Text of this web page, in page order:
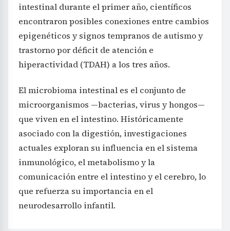
intestinal durante el primer año, científicos
encontraron posibles conexiones entre cambios
epigenéticos y signos tempranos de autismo y
trastorno por déficit de atención e
hiperactividad (TDAH) a los tres años.
El microbioma intestinal es el conjunto de
microorganismos —bacterias, virus y hongos—
que viven en el intestino. Históricamente
asociado con la digestión, investigaciones
actuales exploran su influencia en el sistema
inmunológico, el metabolismo y la
comunicación entre el intestino y el cerebro, lo
que refuerza su importancia en el
neurodesarrollo infantil.